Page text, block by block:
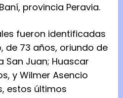
provincia Peravia.
fueron identificadas
de 73 años, oriundo de
San Juan; Huascar
y Wilmer Asencio
estos últimos